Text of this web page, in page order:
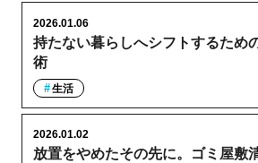
持たない暮らしへシフトするため
術
2026.01.06
生活
放置をやめたその先に。ゴミ屋敷
2026.01.02